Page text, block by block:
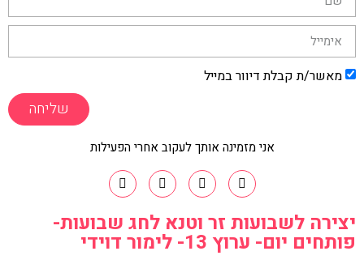
מאשר/ת קבלת דיוור במייל
שליחה
אני מזמינה אותך לעקוב אחרי הפעילות
יצירה לשבועות זר וטנא לחג שבועות-
פותחים יום- ערוץ 13- לימור דוידי